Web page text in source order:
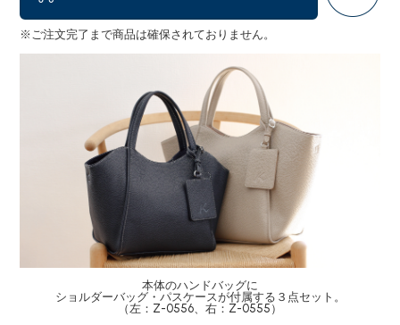
※ご注文完了まで商品は確保されておりません。
本体のハンドバッグに
ショルダーバッグ・パスケースが付属する３点セット。
（左：Z-0556、右：Z-0555）